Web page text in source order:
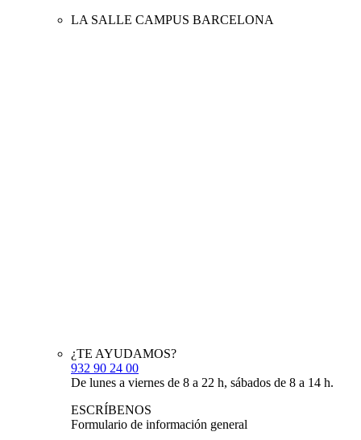
LA SALLE CAMPUS BARCELONA
¿TE AYUDAMOS?
932 90 24 00
De lunes a viernes de 8 a 22 h, sábados de 8 a 14 h.
ESCRÍBENOS
Formulario de información general